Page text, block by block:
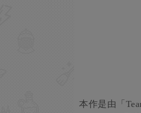
本作是由「